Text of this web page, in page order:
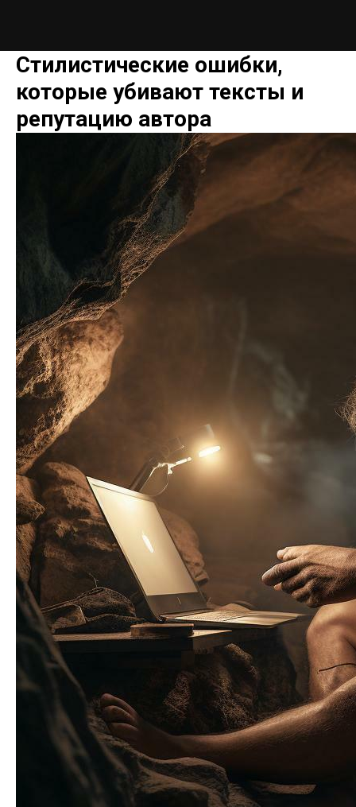
Стилистические ошибки,
которые убивают тексты и
репутацию автора